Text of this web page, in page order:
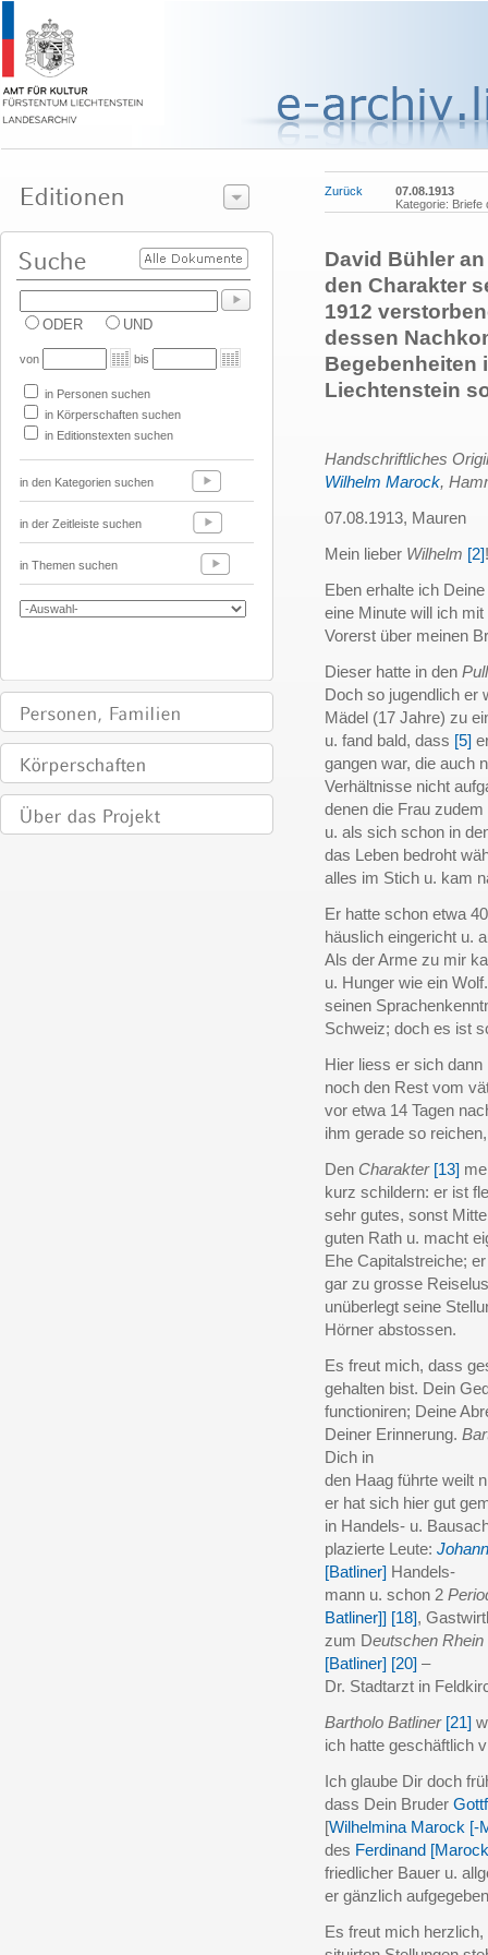
ODER UND
von bis
in Personen suchen
in Körperschaften suchen
in Editionstexten suchen
in den Kategorien suchen
in der Zeitleiste suchen
in Themen suchen
Zurück
07.08.1913
Kategorie: Briefe
David Bühler
den Charakter
1912
dessen
Begebenheiten
Liechtenstein
Handschriftliches
Wilhelm Marock,
07.08.1913, Mauren
Mein lieber Wilhelm [2]!
Eben erhalte ich
eine Minute will ich
Vorerst über meinen
Dieser hatte in den
Doch so jugendlich er
Mädel (17 Jahre) zu
u. fand bald, dass [5]
gangen war, die auch
Verhältnisse nicht
denen die Frau zudem
u. als sich schon in
das Leben bedroht
alles im Stich u. kam
Er hatte schon etwa
häuslich eingericht u.
Als der Arme zu mir
u. Hunger wie ein
seinen
Schweiz; doch es ist
Hier liess er sich
noch den Rest vom
vor etwa 14 Tagen
ihm gerade so
Den Charakter [13]
kurz schildern: er ist
sehr gutes, sonst
guten Rath u. macht
Ehe Capitalstreiche;
gar zu grosse
unüberlegt seine
Hörner abstossen.
Es freut mich, dass
gehalten bist. Dein
functioniren; Deine
Deiner Erinnerung.
Dich in
den Haag führte weilt
er hat sich hier gut
in Handels- u.
plazierte Leute: Johann
[Batliner] Handels-
mann u. schon 2
Batliner]] [18],
zum Deutschen Rhein
[Batliner] [20] –
Dr. Stadtarzt in
Bartholo Batliner [21]
ich hatte geschäftlich
Ich glaube Dir doch
dass Dein Bruder
[Wilhelmina Marock [-
des Ferdinand
friedlicher Bauer u.
er gänzlich
Es freut mich